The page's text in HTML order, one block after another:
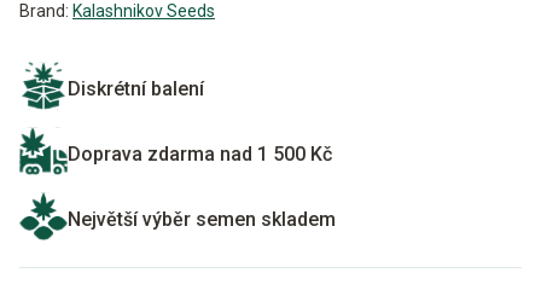
Brand: Kalashnikov Seeds
Diskrétní balení
Doprava zdarma nad 1 500 Kč
Největší výběr semen skladem